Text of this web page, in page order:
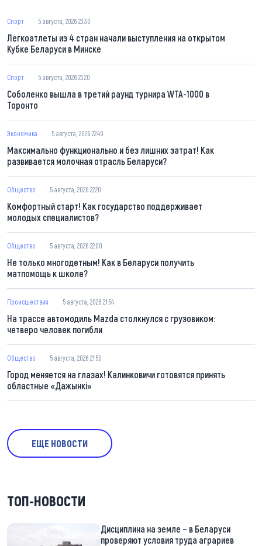
Спорт 5 августа, 2026 23:30
Легкоатлеты из 4 стран начали выступления на открытом
Кубке Беларуси в Минске
Спорт 5 августа, 2026 23:20
Соболенко вышла в третий раунд турнира WTA-1000 в
Торонто
Экономика 5 августа, 2026 22:40
Максимально функционально и без лишних затрат! Как
развивается молочная отрасль Беларуси?
Общество 5 августа, 2026 22:20
Комфортный старт! Как государство поддерживает
молодых специалистов?
Общество 5 августа, 2026 22:00
Не только многодетным! Как в Беларуси получить
матпомощь к школе?
Происшествия 5 августа, 2026 21:54
На трассе автомодиль Mazda столкнулся с грузовиком:
четверо человек погибли
Общество 5 августа, 2026 21:50
Город меняется на глазах! Калинковичи готовятся принять
областные «Дажынкі»
ЕЩЕ НОВОСТИ
ТОП-НОВОСТИ
Дисциплина на земле – в Беларуси
проверяют условия труда аграриев